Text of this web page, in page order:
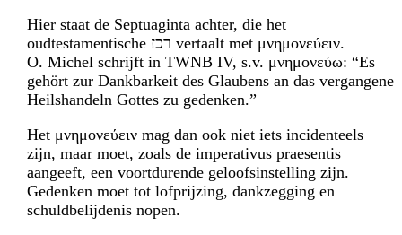
Hier staat de Septuaginta achter, die het
oudtestamentische זכר vertaalt met μνημονεύειν.
O. Michel schrijft in TWNB IV, s.v. μνημονεύω: “Es
gehört zur Dankbarkeit des Glaubens an das vergangene
Heilshandeln Gottes zu gedenken.”
Het μνημονεύειν mag dan ook niet iets incidenteels
zijn, maar moet, zoals de imperativus praesentis
aangeeft, een voortdurende geloofsinstelling zijn.
Gedenken moet tot lofprijzing, dankzegging en
schuldbelijdenis nopen.